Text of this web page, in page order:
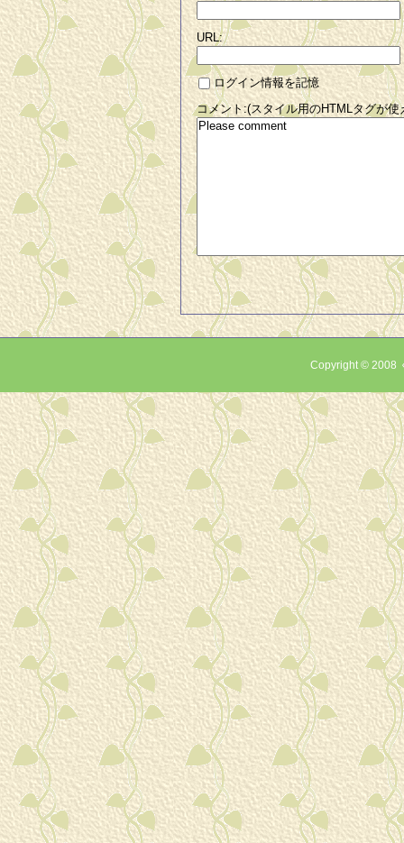
URL:
ログイン情報を記憶
コメント:(スタイル用のHTMLタグが使
Copyright © 2008